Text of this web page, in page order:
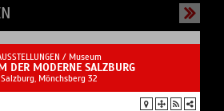
/ Museum
DER MODERNE SALZBURG
Salzburg, Mönchsberg 32